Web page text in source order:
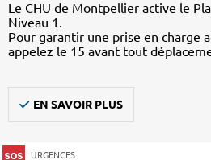
Le CHU de Montpellier active le
Niveau 1.
Pour garantir une prise en charge
appelez le 15 avant tout
EN SAVOIR PLUS
URGENCES